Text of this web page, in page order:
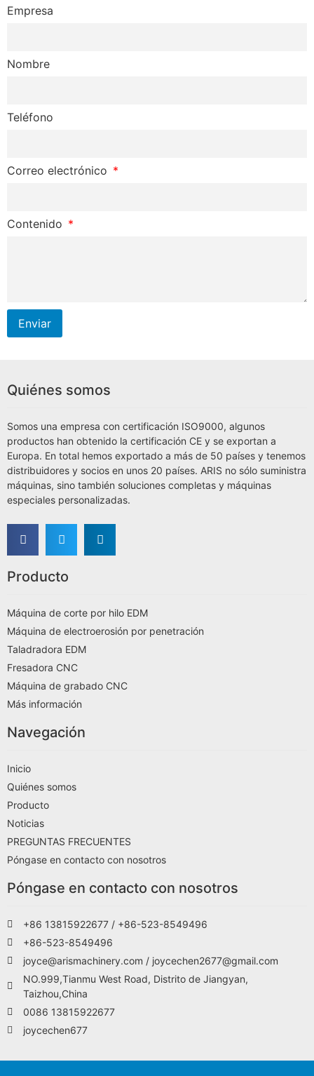
Empresa
Nombre
Teléfono
Correo electrónico
Contenido
Enviar
Quiénes somos
Somos una empresa con certificación ISO9000, algunos
productos han obtenido la certificación CE y se exportan a
Europa. En total hemos exportado a más de 50 países y tenemos
distribuidores y socios en unos 20 países. ARIS no sólo suministra
máquinas, sino también soluciones completas y máquinas
especiales personalizadas.
Producto
Máquina de corte por hilo EDM
Máquina de electroerosión por penetración
Taladradora EDM
Fresadora CNC
Máquina de grabado CNC
Más información
Navegación
Inicio
Quiénes somos
Producto
Noticias
PREGUNTAS FRECUENTES
Póngase en contacto con nosotros
Póngase en contacto con nosotros
+86 13815922677 / +86-523-8549496
+86-523-8549496
joyce@arismachinery.com / joycechen2677@gmail.com
NO.999,Tianmu West Road, Distrito de Jiangyan,
Taizhou,China
0086 13815922677
joycechen677